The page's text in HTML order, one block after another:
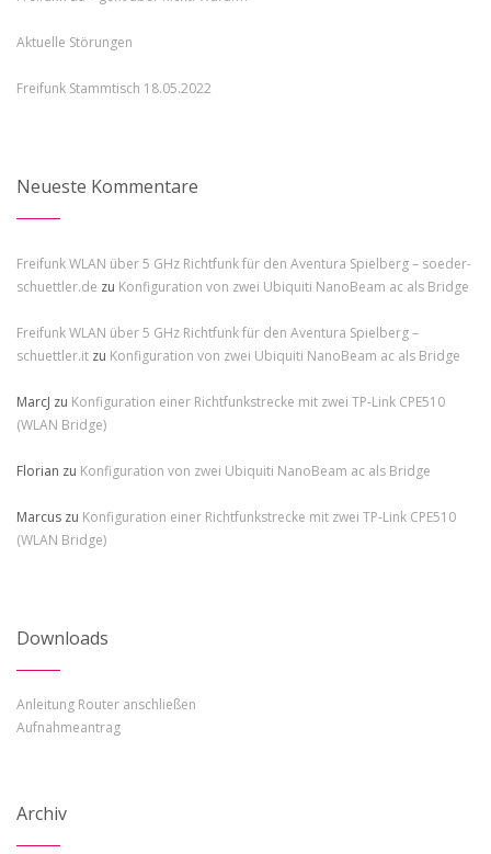
Aktuelle Störungen
Freifunk Stammtisch 18.05.2022
Neueste Kommentare
Freifunk WLAN über 5 GHz Richtfunk für den Aventura Spielberg – soeder-
schuettler.de zu Konfiguration von zwei Ubiquiti NanoBeam ac als Bridge
Freifunk WLAN über 5 GHz Richtfunk für den Aventura Spielberg –
schuettler.it zu Konfiguration von zwei Ubiquiti NanoBeam ac als Bridge
MarcJ zu Konfiguration einer Richtfunkstrecke mit zwei TP-Link CPE510
(WLAN Bridge)
Florian zu Konfiguration von zwei Ubiquiti NanoBeam ac als Bridge
Marcus zu Konfiguration einer Richtfunkstrecke mit zwei TP-Link CPE510
(WLAN Bridge)
Downloads
Anleitung Router anschließen
Aufnahmeantrag
Archiv